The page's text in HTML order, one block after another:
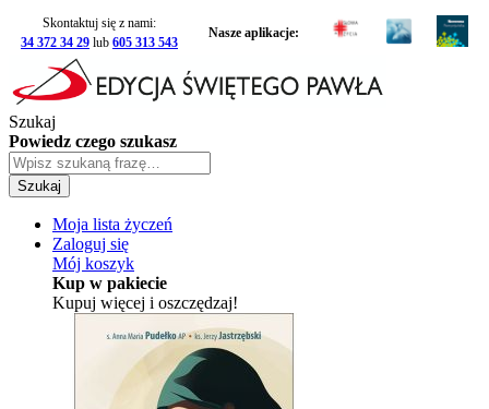
Skontaktuj się z nami:
34 372 34 29 lub 605 313 543
Nasze aplikacje:
Szukaj
Powiedz czego szukasz
Szukaj
Moja lista życzeń
Zaloguj się
Mój koszyk
Kup w pakiecie
Kupuj więcej i oszczędzaj!